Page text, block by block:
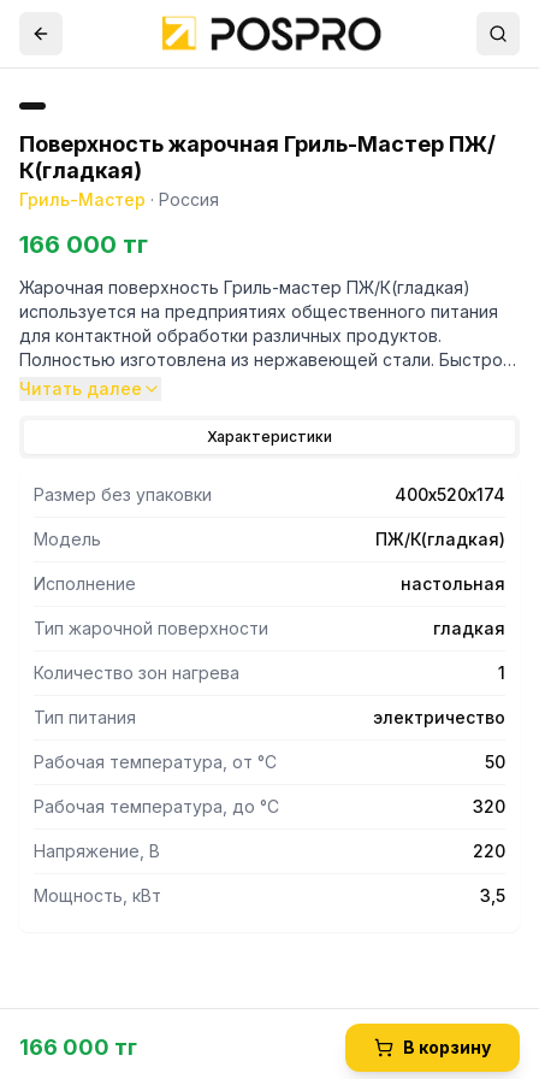
Поверхность жарочная Гриль-Мастер ПЖ/
К(гладкая)
Гриль-Мастер · Россия
166 000 тг
Жарочная поверхность Гриль-мастер ПЖ/К(гладкая)
используется на предприятиях общественного питания
для контактной обработки различных продуктов.
Полностью изготовлена из нержавеющей стали. Быстро
выходит на рабочую температуру. Отличается низким
Читать далее
Характеристики
Размер без упаковки 400х520х174
Модель ПЖ/К(гладкая)
Исполнение настольная
Тип жарочной поверхности гладкая
Количество зон нагрева 1
Тип питания электричество
Рабочая температура, от °С 50
Рабочая температура, до °С 320
Напряжение, В 220
Мощность, кВт 3,5
166 000 тг В корзину